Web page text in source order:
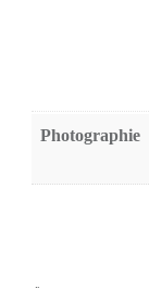
Photographie